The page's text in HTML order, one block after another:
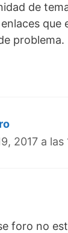
de
que
problema.
2017 a las
foro no